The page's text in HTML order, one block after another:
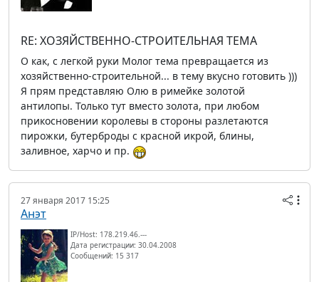
RE: ХОЗЯЙСТВЕННО-СТРОИТЕЛЬНАЯ ТЕМА
О как, с легкой руки Молог тема превращается из
хозяйственно-строительной... в тему вкусно готовить )))
Я прям представляю Олю в римейке золотой
антилопы. Только тут вместо золота, при любом
прикосновении королевы в стороны разлетаются
пирожки, бутерброды с красной икрой, блины,
заливное, харчо и пр.
27 января 2017 15:25
Анэт
IP/Host: 178.219.46.---
Дата регистрации: 30.04.2008
Сообщений: 15 317